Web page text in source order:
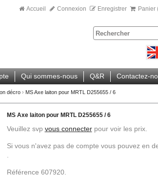
Accueil Connexion Enregistrer Panier
Qui sommes-nous Q&R Contactez-
décro › MS Axe laiton pour MRTL D255655 / 6
MS Axe laiton pour MRTL D255655 / 6
Veuillez svp vous connecterpour voir les prix.
Si vous n'avez pas de compte vous pouvez en
Référence 607920.